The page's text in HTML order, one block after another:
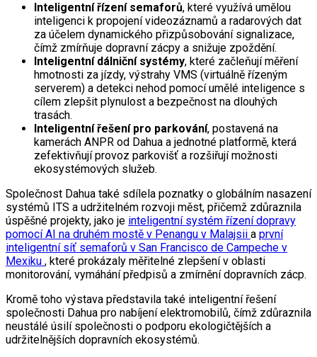
Inteligentní řízení semaforů, které využívá umělou
inteligenci k propojení videozáznamů a radarových dat
za účelem dynamického přizpůsobování signalizace,
čímž zmírňuje dopravní zácpy a snižuje zpoždění.
Inteligentní dálniční systémy, které začleňují měření
hmotnosti za jízdy, výstrahy VMS (virtuálně řízeným
serverem) a detekci nehod pomocí umělé inteligence s
cílem zlepšit plynulost a bezpečnost na dlouhých
trasách.
Inteligentní řešení pro parkování, postavená na
kamerách ANPR od Dahua a jednotné platformě, která
zefektivňují provoz parkovišť a rozšiřují možnosti
ekosystémových služeb.
Společnost Dahua také sdílela poznatky o globálním nasazení
systémů ITS a udržitelném rozvoji měst, přičemž zdůraznila
úspěšné projekty, jako je inteligentní systém řízení dopravy
pomocí AI na druhém mostě v Penangu v Malajsii a první
inteligentní síť semaforů v San Francisco de Campeche v
Mexiku , které prokázaly měřitelné zlepšení v oblasti
monitorování, vymáhání předpisů a zmírnění dopravních zácp.
Kromě toho výstava představila také inteligentní řešení
společnosti Dahua pro nabíjení elektromobilů, čímž zdůraznila
neustálé úsilí společnosti o podporu ekologičtějších a
udržitelnějších dopravních ekosystémů.